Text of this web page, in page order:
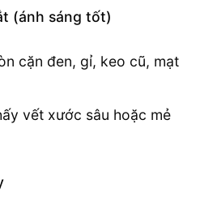
(ánh sáng tốt)
cặn đen, gỉ, keo cũ, mạt
vết xước sâu hoặc mẻ